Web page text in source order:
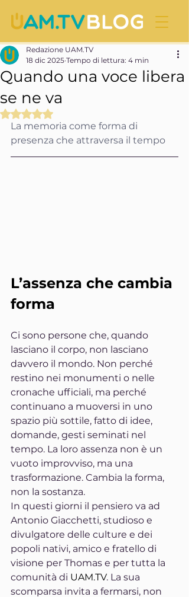
Quando una voce libera
se ne va
Redazione UAM.TV
18 dic 2025 Tempo di lettura: 4 min
Valutazione NaN stelle su 5.
La memoria come forma di
presenza che attraversa il tempo
L’assenza che cambia
forma
Ci sono persone che, quando
lasciano il corpo, non lasciano
davvero il mondo. Non perché
restino nei monumenti o nelle
cronache ufficiali, ma perché
continuano a muoversi in uno
spazio più sottile, fatto di idee,
domande, gesti seminati nel
tempo. La loro assenza non è un
vuoto improvviso, ma una
trasformazione. Cambia la forma,
non la sostanza.
In questi giorni il pensiero va ad
Antonio Giacchetti, studioso e
divulgatore delle culture e dei
popoli nativi, amico e fratello di
visione per Thomas e per tutta la
comunità di UAM.TV. La sua
scomparsa invita a fermarsi, non